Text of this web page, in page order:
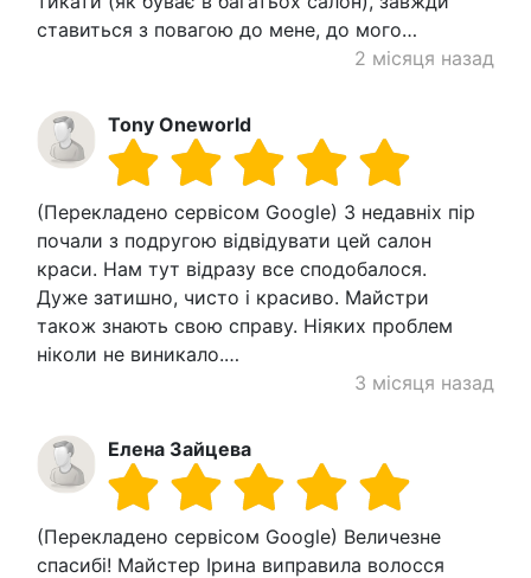
ставиться з повагою до мене, до мого…
2 місяця назад
Tony Oneworld
(Перекладено сервісом Google) З недавніх пір
почали з подругою відвідувати цей салон
краси. Нам тут відразу все сподобалося.
Дуже затишно, чисто і красиво. Майстри
також знають свою справу. Ніяких проблем
ніколи не виникало.…
3 місяця назад
Елена Зайцева
(Перекладено сервісом Google) Величезне
спасибі! Майстер Ірина виправила волосся